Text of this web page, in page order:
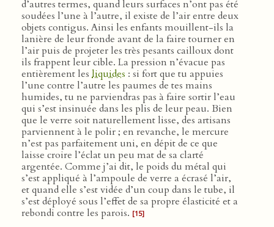
d’autres termes, quand leurs surfaces n’ont pas été
soudées l’une à l’autre, il existe de l’air entre deux
objets contigus. Ainsi les enfants mouillent-ils la
lanière de leur fronde avant de la faire tourner en
l’air puis de projeter les très pesants cailloux dont
ils frappent leur cible. La pression n’évacue pas
entièrement les liquides : si fort que tu appuies
l’une contre l’autre les paumes de tes mains
humides, tu ne parviendras pas à faire sortir l’eau
qui s’est insinuée dans les plis de leur peau. Bien
que le verre soit naturellement lisse, des artisans
parviennent à le polir ; en revanche, le mercure
n’est pas parfaitement uni, en dépit de ce que
laisse croire l’éclat un peu mat de sa clarté
argentée. Comme j’ai dit, le poids du métal qui
s’est appliqué à l’ampoule de verre a écrasé l’air,
et quand elle s’est vidée d’un coup dans le tube, il
s’est déployé sous l’effet de sa propre élasticité et a
rebondi contre les parois. [15]